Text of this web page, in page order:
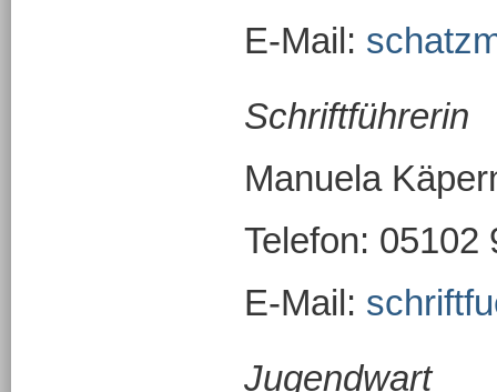
E-Mail:
Schriftführerin
Manuela
Telefon: 05102
E-Mail:
Jugendwart